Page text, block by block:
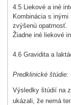
4.5 Liekové a iné
Kombinácia s
zvýšenú opatrnosť.
Žiadne iné liekové
4.6 Gravidita a
Predklinické štúdie:
Výsledky štúdií na
ukázali, že nemá